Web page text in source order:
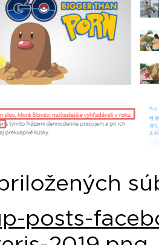
posts-